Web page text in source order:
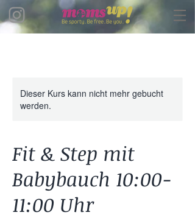
Dieser Kurs kann nicht mehr gebucht
werden.
Fit & Step mit
Babybauch 10:00-
11:00 Uhr